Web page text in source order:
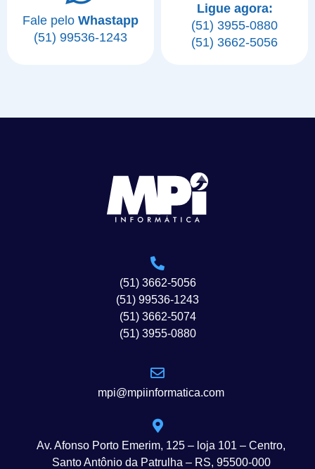
Fale pelo Whastapp
(51) 99536-1243
Ligue agora:
(51) 3955-0880
(51) 3662-5056
(51) 3662-5056
(51) 99536-1243
(51) 3662-5074
(51) 3955-0880
mpi@mpiinformatica.com
Av. Afonso Porto Emerim, 125 – loja 101 – Centro,
Santo Antônio da Patrulha – RS, 95500-000